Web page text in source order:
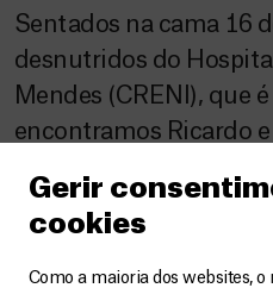
Gerir
cookies
Como a maioria dos websites, o
Sentados na cama 16
desnutridos do
Mendes (CRENI), que
encontramos Ricardo
tal, mas a diferença
questionar. A tia
nestes dias faz o papel